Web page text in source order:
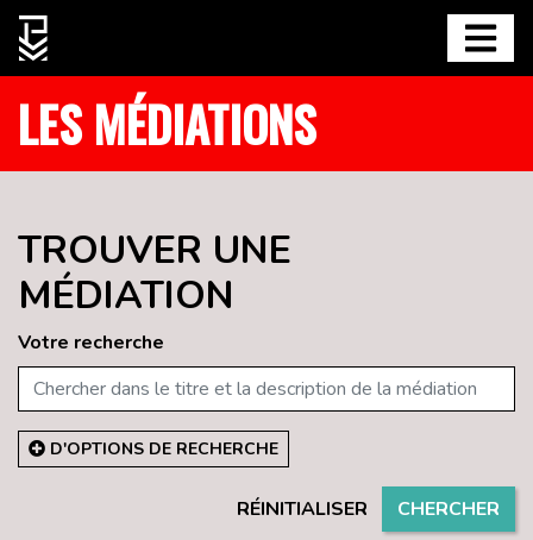
LES MÉDIATIONS
TROUVER UNE
MÉDIATION
Votre recherche
D'OPTIONS DE RECHERCHE
RÉINITIALISER